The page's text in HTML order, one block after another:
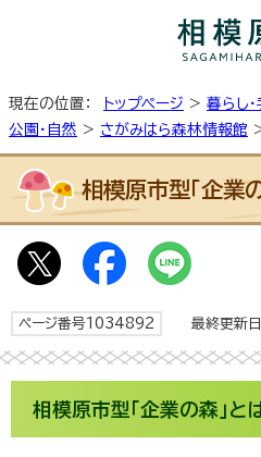
現在の位置： トップページ > 暮らし
公園・自然 > さがみはら森林情報館
相模原市型「企業
ページ番号1034892 最終更新日
相模原市型「企業の森」と